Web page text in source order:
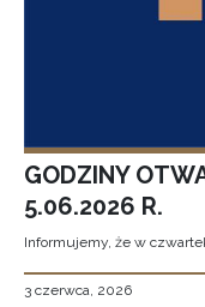
GODZINY
5.06.2026 R.
Informujemy, że w
3 czerwca, 2026